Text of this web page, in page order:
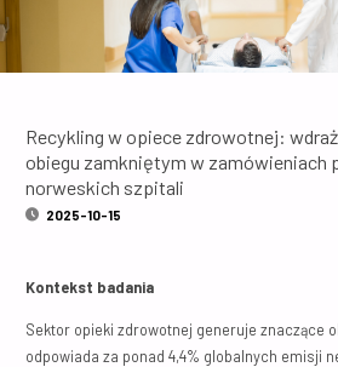
ZDROWIA
Recykling w opiece zdrowotnej:
obiegu zamkniętym w zamówieniach
norweskich szpitali
2025-10-15
Kontekst badania
Sektor opieki zdrowotnej generuje znaczące
odpowiada za ponad 4,4% globalnych emisji